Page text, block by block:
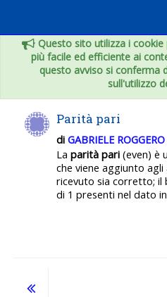
Questo sito utilizza i cookie
più facile ed efficiente ai
questo avviso si conferma
sull'utilizzo
Parità pari
di GABRIELE ROGGERO
La parità pari(even) è
che viene aggiunto
ricevuto sia corretto; il
di 1 presenti nel dato